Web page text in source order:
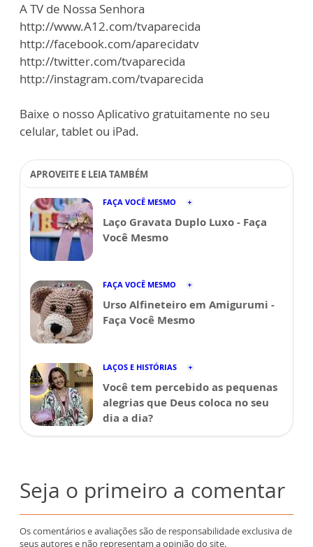
A TV de Nossa Senhora
http://www.A12.com/tvaparecida
http://facebook.com/aparecidatv
http://twitter.com/tvaparecida
http://instagram.com/tvaparecida
Baixe o nosso Aplicativo gratuitamente no seu
celular, tablet ou iPad.
APROVEITE E LEIA TAMBÉM
FAÇA VOCÊ MESMO
Laço Gravata Duplo Luxo - Faça
Você Mesmo
FAÇA VOCÊ MESMO
Urso Alfineteiro em Amigurumi -
Faça Você Mesmo
LAÇOS E HISTÓRIAS
Você tem percebido as pequenas
alegrias que Deus coloca no seu
dia a dia?
Seja o primeiro a comentar
Os comentários e avaliações são de responsabilidade exclusiva de
seus autores e não representam a opinião do site.